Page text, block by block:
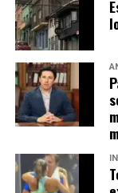
propiedad por
“Efectivamente
Contraloría, si
sanear sitios,
sector rural
precisiones y
ocupación
sanear tiene
sobre el sitio,